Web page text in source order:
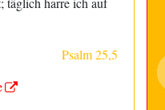
Psalm 25,5